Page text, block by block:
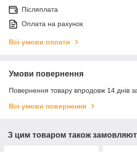
Післяплата
Оплата на рахунок
Всі умови оплати
Умови повернення
Повернення товару впродовж 14 днів
Всі умови повернення
З цим товаром також